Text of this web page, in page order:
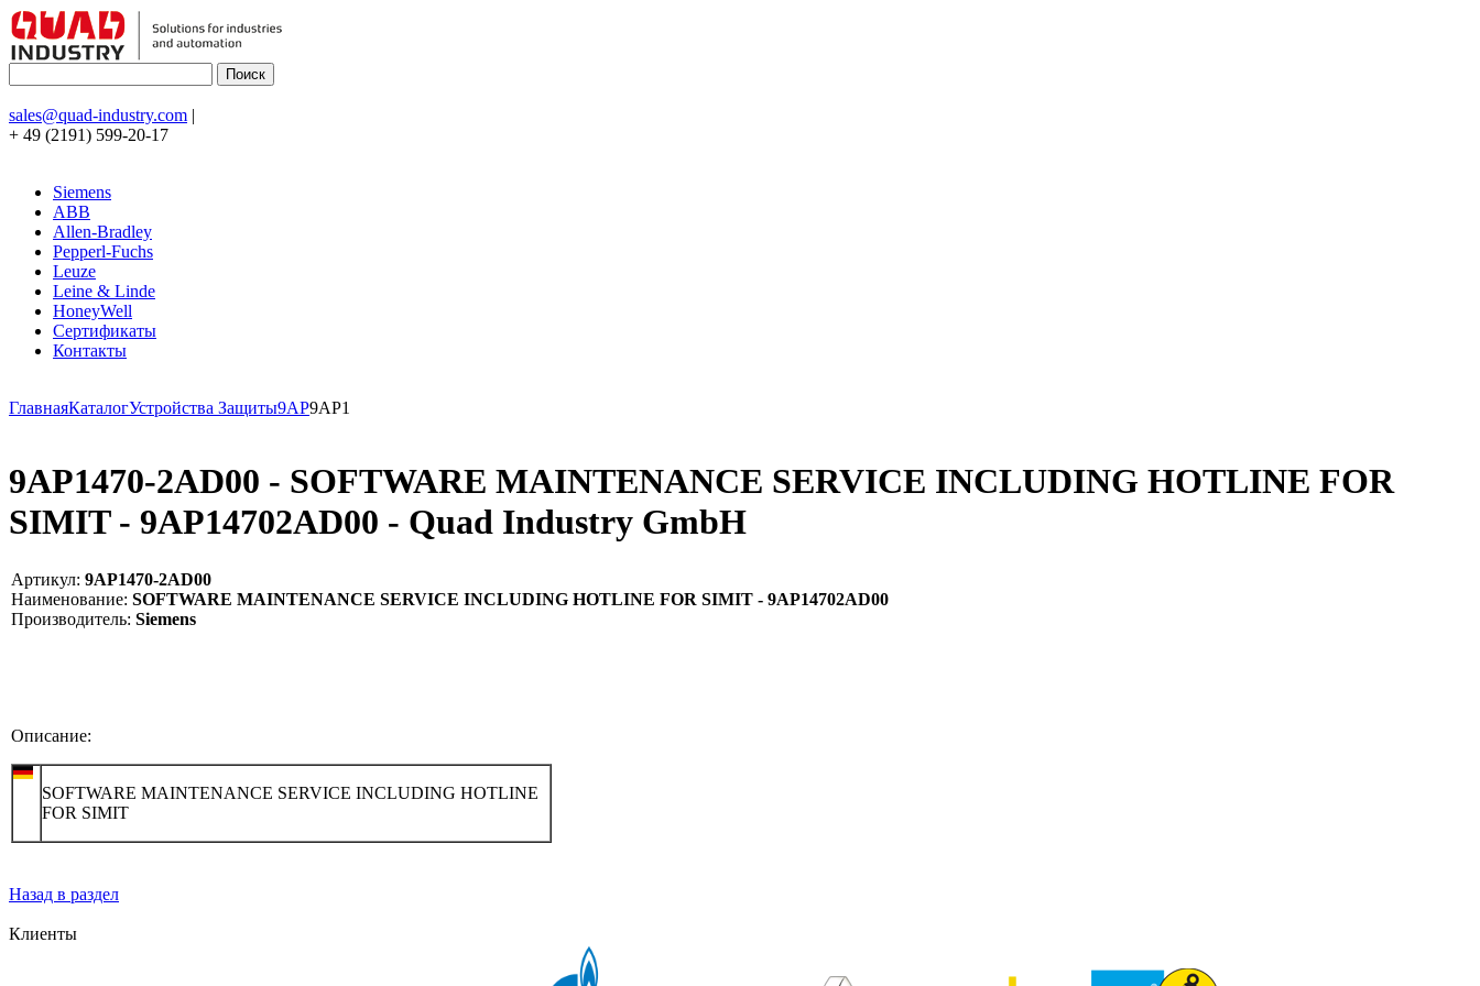
sales@quad-industry.com |
+ 49 (2191) 599-20-17
Siemens
ABB
Allen-Bradley
Pepperl-Fuchs
Leuze
Leine & Linde
HoneyWell
Сертификаты
Контакты
ГлавнаяКаталогУстройства Защиты9AP9AP1
9AP1470-2AD00 - SOFTWARE MAINTENANCE SERVICE INCLUDING HOTLINE FOR
SIMIT - 9AP14702AD00 - Quad Industry GmbH
Артикул: 9AP1470-2AD00
Наименование: SOFTWARE MAINTENANCE SERVICE INCLUDING HOTLINE FOR SIMIT - 9AP14702AD00
Производитель: Siemens
Описание:
SOFTWARE MAINTENANCE SERVICE INCLUDING HOTLINE
FOR SIMIT
Назад в раздел
Клиенты